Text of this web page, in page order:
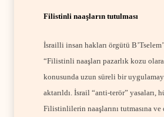
Filistinli naaşların tutulması
İsrailli insan hakları örgütü
“Filistinli naaşları pazarlık kozu
konusunda uzun süreli bir
aktarıldı. İsrail “anti-terör” yasaları,
Filistinlilerin naaşlarını tutmasına ve